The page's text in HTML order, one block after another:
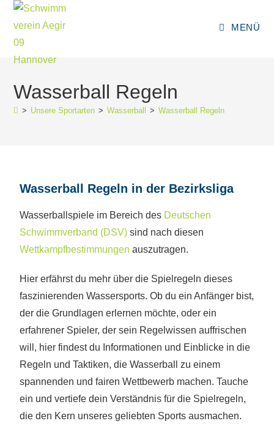
MENÜ
Wasserball Regeln
> Unsere Sportarten > Wasserball > Wasserball Regeln
Wasserball Regeln in der Bezirksliga
Wasserballspiele im Bereich des Deutschen
Schwimmverband (DSV)sind nach diesen
Wettkampfbestimmungenauszutragen.
Hier erfährst du mehr über die Spielregeln dieses
faszinierenden Wassersports. Ob du ein Anfänger bist,
der die Grundlagen erlernen möchte, oder ein
erfahrener Spieler, der sein Regelwissen auffrischen
will, hier findest du Informationen und Einblicke in die
Regeln und Taktiken, die Wasserball zu einem
spannenden und fairen Wettbewerb machen. Tauche
ein und vertiefe dein Verständnis für die Spielregeln,
die den Kern unseres geliebten Sports ausmachen.